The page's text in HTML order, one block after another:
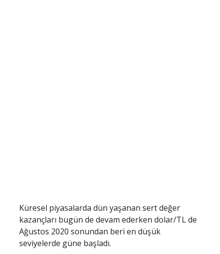
Küresel piyasalarda dün yaşanan sert değer
kazançları bugün de devam ederken dolar/TL de
Ağustos 2020 sonundan beri en düşük
seviyelerde güne başladı.